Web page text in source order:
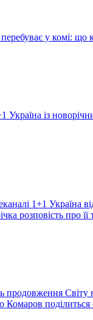
у комі: що
Україна із
1+1 Україна
розповість про
продовження Світу